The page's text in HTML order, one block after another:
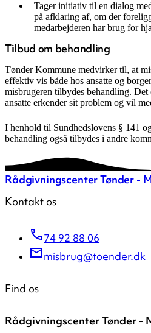
Tager initiativ til en dialog
på afklaring af, om der
medarbejderen har brug for
Tilbud om behandling
Tønder Kommune medvirker til, at
effektiv vis både hos ansatte og
misbrugeren tilbydes behandling.
ansatte erkender sit problem og vil
I henhold til Sundhedslovens § 141
behandling også tilbydes i andre
Rådgivningscenter Tønder -
Kontakt os
74 92 88 06
misbrug@toender.dk
Find os
Rådgivningscenter Tønder -